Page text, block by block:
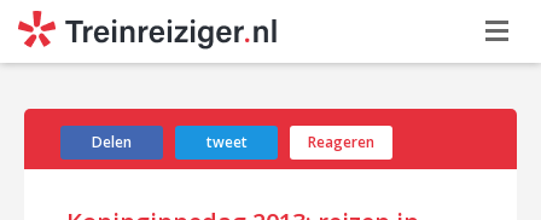
Delen tweet Reageren